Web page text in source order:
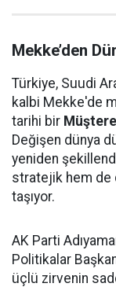
Mekke’den
Türkiye, Suudi
kalbi Mekke'de
tarihi bir
Değişen dünya
yeniden
stratejik hem de
taşıyor.
AK Parti
Politikalar
üçlü zirvenin